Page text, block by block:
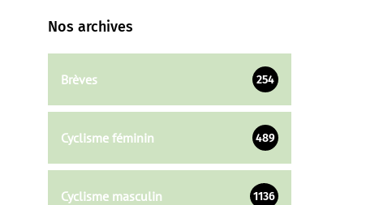
Nos archives
Brèves 254
Cyclisme féminin 489
Cyclisme masculin 1136